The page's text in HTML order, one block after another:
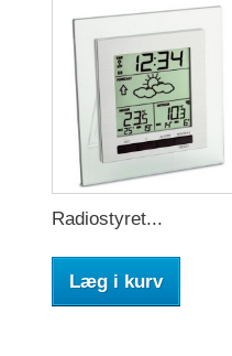
Radiostyret...
Læg i kurv